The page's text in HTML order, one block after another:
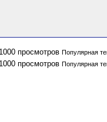
Популярная
Популярная